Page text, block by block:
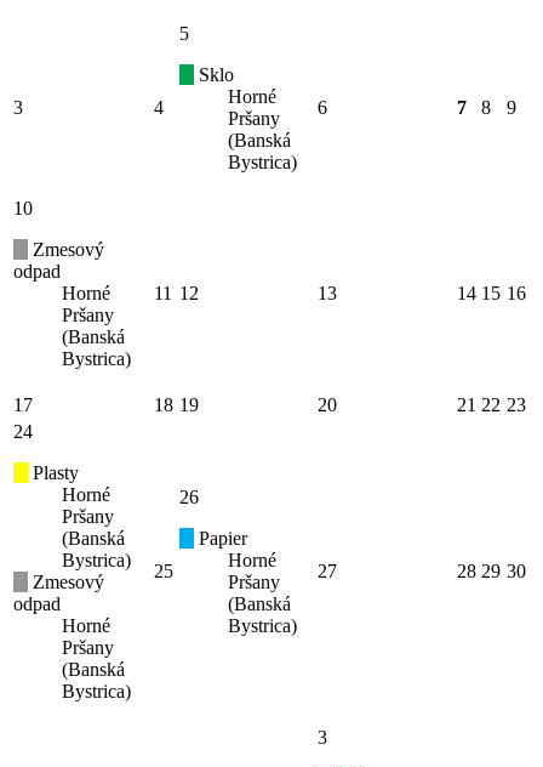
3 4
5
Sklo
Horné
Pršany
(Banská
Bystrica)
6 7 8 9
10
Zmesový
odpad
Horné
Pršany
(Banská
Bystrica)
11 12 13 14 15 16
17 18 19 20 21 22 23
24
Plasty
Horné
Pršany
(Banská
Bystrica)
Zmesový
odpad
Horné
Pršany
(Banská
Bystrica)
25
26
Papier
Horné
Pršany
(Banská
Bystrica)
27 28 29 30
3